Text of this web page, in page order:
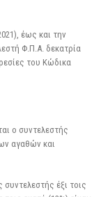
έως και την
Φ.Π.Α. δεκατρία
του Κώδικα
ο συντελεστής
αγαθών και
έξι τοις